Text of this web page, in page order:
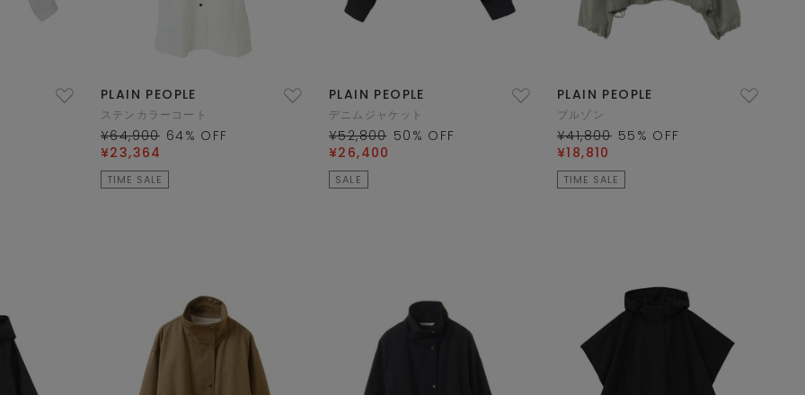
PLAIN PEOPLE
ステンカラーコート
¥64,900 64% OFF
¥23,364
TIME SALE
PLAIN PEOPLE
デニムジャケット
¥52,800 50 % OFF
¥26,400
SALE
PLAIN PEOPLE
ブルゾン
¥41,800 55 % OFF
¥18,810
TIME SALE